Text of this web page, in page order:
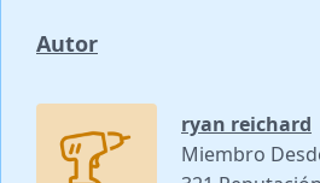
Autor
ryan reichard
Miembro